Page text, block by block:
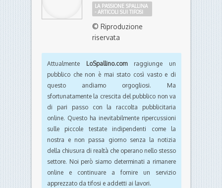
LA PASSIONE SPALLINA
- ARTICOLI SUI TIFOSI
© Riproduzione
riservata
Attualmente LoSpallino.comraggiunge un
pubblico che non è mai stato così vasto e di
questo andiamo orgogliosi. Ma
sfortunatamente la crescita del pubblico non va
di pari passo con la raccolta pubblicitaria
online. Questo ha inevitabilmente ripercussioni
sulle piccole testate indipendenti come la
nostra e non passa giorno senza la notizia
della chiusura di realtà che operano nello stesso
settore. Noi però siamo determinati a rimanere
online e continuare a fornire un servizio
apprezzato da tifosi e addetti ai lavori.